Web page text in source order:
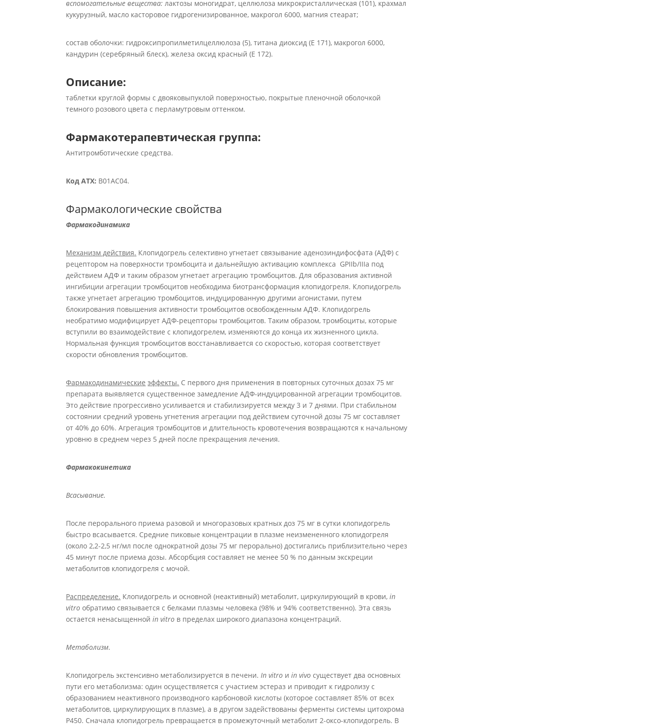
вспомогательные вещества: лактозы моногидрат, целлюлоза микрокристаллическая (101), крахмал
кукурузный, масло касторовое гидрогенизированное, макрогол 6000, магния стеарат;
состав оболочки: гидроксипропилметилцеллюлоза (5), титана диоксид (Е 171), макрогол 6000,
кандурин (серебряный блеск), железа оксид красный (Е 172).
Описание:
таблетки круглой формы с двояковыпуклой поверхностью, покрытые пленочной оболочкой
темного розового цвета с перламутровым оттенком.
Фармакотерапевтичеcкая группа:
Антитромботические средства.
Код АТХ: B01AC04.
Фармакологические свойства
Фармакодинамика
Механизм действия. Клопидогрель селективно угнетает связывание аденозиндифосфата (АДФ) с
рецептором на поверхности тромбоцита и дальнейшую активацию комплекса GPIIb/IIIa под
действием АДФ и таким образом угнетает агрегацию тромбоцитов. Для образования активной
ингибиции агрегации тромбоцитов необходима биотрансформация клопидогреля. Клопидогрель
также угнетает агрегацию тромбоцитов, индуцированную другими агонистами, путем
блокирования повышения активности тромбоцитов освобожденным АДФ. Клопидогрель
необратимо модифицирует АДФ-рецепторы тромбоцитов. Таким образом, тромбоциты, которые
вступили во взаимодействие с клопидогрелем, изменяются до конца их жизненного цикла.
Нормальная функция тромбоцитов восстанавливается со скоростью, которая соответствует
скорости обновления тромбоцитов.
Фармакодинамические эффекты. С первого дня применения в повторных суточных дозах 75 мг
препарата выявляется существенное замедление АДФ-индуцированной агрегации тромбоцитов.
Это действие прогрессивно усиливается и стабилизируется между 3 и 7 днями. При стабильном
состоянии средний уровень угнетения агрегации под действием суточной дозы 75 мг составляет
от 40% до 60%. Агрегация тромбоцитов и длительность кровотечения возвращаются к начальному
уровню в среднем через 5 дней после прекращения лечения.
Фармакокинетика
Всасывание.
После перорального приема разовой и многоразовых кратных доз 75 мг в сутки клопидогрель
быстро всасывается. Средние пиковые концентрации в плазме неизмененного клопидогреля
(около 2,2-2,5 нг/мл после однократной дозы 75 мг перорально) достигались приблизительно через
45 минут после приема дозы. Абсорбция составляет не менее 50 % по данным экскреции
метаболитов клопидогреля с мочой.
Распределение. Клопидогрель и основной (неактивный) метаболит, циркулирующий в крови,in
vitro обратимо связывается с белками плазмы человека (98% и 94% соответственно). Эта связь
остается ненасыщеннойin vitro в пределах широкого диапазона концентраций.
Метаболизм.
Клопидогрель экстенсивно метаболизируется в печени.In vitro иin vivo существует два основных
пути его метаболизма: один осуществляется с участием эстераз и приводит к гидролизу с
образованием неактивного производного карбоновой кислоты (которое составляет 85% от всех
метаболитов, циркулирующих в плазме), а в другом задействованы ферменты системы цитохрома
Р450. Сначала клопидогрель превращается в промежуточный метаболит 2-оксо-клопидогрель. В